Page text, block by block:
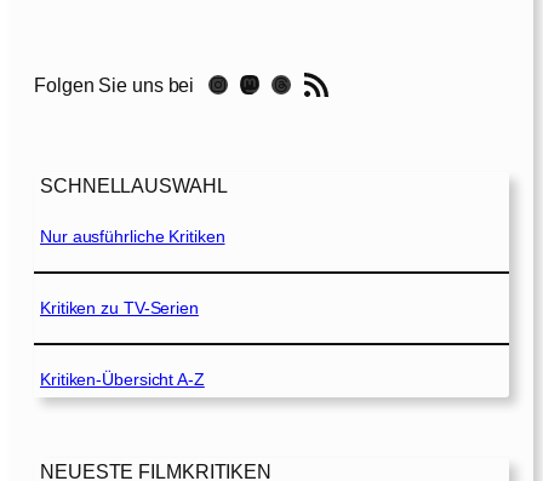
a
0
2
]
Folgen Sie uns bei Instagram Mastodon Threads RSS-Feed
SCHNELLAUSWAHL
Nur ausführliche Kritiken
Kritiken zu TV-Serien
Kritiken-Übersicht A-Z
NEUESTE FILMKRITIKEN